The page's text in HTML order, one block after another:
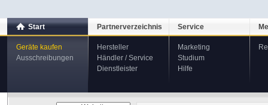
Start
Geräte kaufen
Ausschreibungen
Partnerverzeichnis
Hersteller
Händler / Service
Dienstleister
Service
Marketing
Studium
Hilfe